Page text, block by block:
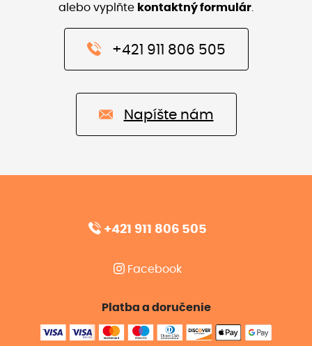
alebo vyplňte kontaktný formulár
+421 911 806 505
Napíšte nám
+421 911 806 505
Facebook
Platba a doručenie